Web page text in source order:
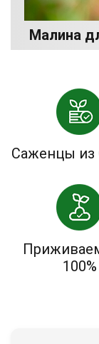
Малина
Саженцы из
100%